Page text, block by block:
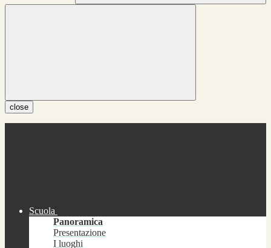
close
Scuola
Panoramica
Presentazione
I luoghi